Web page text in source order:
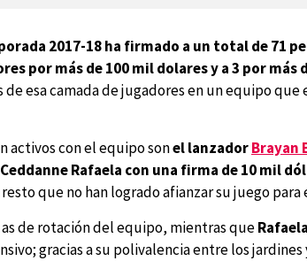
2017-18 ha firmado a un total de 71
por más de 100 mil dolares y a 3 por más
esa camada de jugadores en un equipo que
activos con el equipo sonel lanzadorBrayan
Rafaela con una firma de 10 mil
que no han logrado afianzar su juego
de rotación del equipo, mientras queRafaela
gracias a su polivalencia entre los